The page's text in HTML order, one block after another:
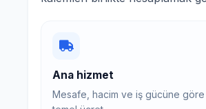
Ana hizmet
Mesafe, hacim ve iş gücüne